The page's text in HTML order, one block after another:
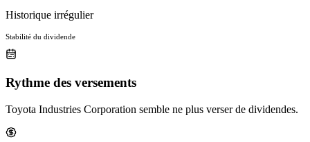
Historique irrégulier
Stabilité du dividende
Rythme des versements
Toyota Industries Corporation semble ne plus verser de dividendes.